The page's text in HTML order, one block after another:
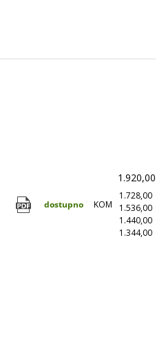
dostupno KOM
1.920,00
1.728,00
1.536,00
1.440,00
1.344,00